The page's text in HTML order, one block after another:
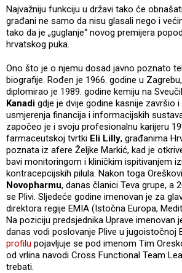
Najvažniju funkciju u državi tako će
građani ne samo da nisu glasali nego i
tako da je „guglanje“ novog premijera
hrvatskog puka.
Ono što je o njemu dosad javno poznato
biografije. Rođen je 1966. godine u
diplomirao je 1989. godine kemiju na
Kanadi gdje je dvije godine kasnije završio
usmjerenja financija i informacijskih
započeo je i svoju profesionalnu karijeru
farmaceutskoj tvrtki Eli Lilly, građanima
poznata iz afere Željke Markić, kad je
bavi monitoringom i kliničkim ispitivanjem
kontracepcijskih pilula. Nakon toga
Novopharmu, danas članici Teva grupe, a
se Plivi. Sljedeće godine imenovan je za
direktora regije EMIA (Istočna Europa,
Na poziciju predsjednika Uprave imenovan
danas vodi poslovanje Plive u jugoistočnoj
profilu pojavljuje se pod imenom Tim
od vrlina navodi Cross Functional Team
trebati.